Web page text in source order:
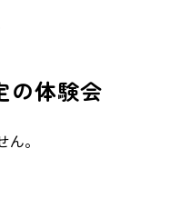
の体験会
。